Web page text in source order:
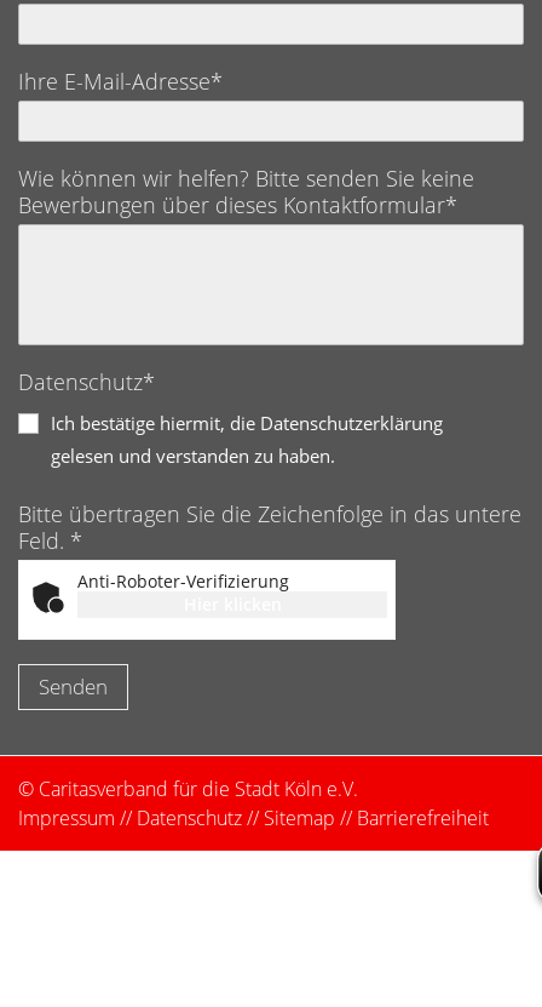
Ihre E-Mail-Adresse*
Wie können wir helfen? Bitte senden Sie keine
Bewerbungen über dieses Kontaktformular*
Datenschutz*
Ich bestätige hiermit, die Datenschutzerklärung
gelesen und verstanden zu haben.
Bitte übertragen Sie die Zeichenfolge in das untere
Feld. *
Anti-Roboter-Verifizierung
© Caritasverband für die Stadt Köln e.V.
Impressum //Datenschutz//Sitemap //Barrierefreiheit